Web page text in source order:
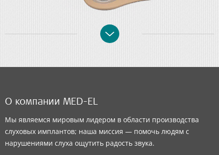
О компании MED-EL
Мы являемся мировым лидером в области производства
слуховых имплантов; наша миссия — помочь людям с
нарушениями слуха ощутить радость звука.